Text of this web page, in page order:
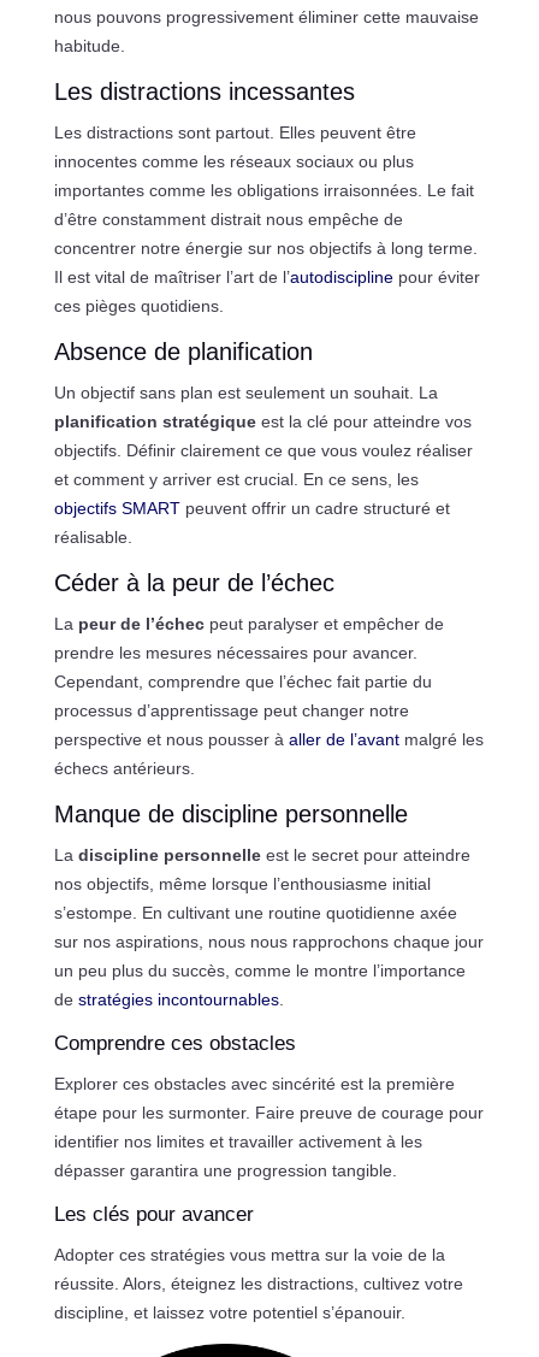
nous pouvons progressivement éliminer cette mauvaise
habitude.
Les distractions incessantes
Les distractions sont partout. Elles peuvent être
innocentes comme les réseaux sociaux ou plus
importantes comme les obligations irraisonnées. Le fait
d’être constamment distrait nous empêche de
concentrer notre énergie sur nos objectifs à long terme.
Il est vital de maîtriser l’art de l’autodisciplinepour éviter
ces pièges quotidiens.
Absence de planification
Un objectif sans plan est seulement un souhait. La
planification stratégiqueest la clé pour atteindre vos
objectifs. Définir clairement ce que vous voulez réaliser
et comment y arriver est crucial. En ce sens, les
objectifs SMARTpeuvent offrir un cadre structuré et
réalisable.
Céder à la peur de l’échec
La peur de l’échecpeut paralyser et empêcher de
prendre les mesures nécessaires pour avancer.
Cependant, comprendre que l’échec fait partie du
processus d’apprentissage peut changer notre
perspective et nous pousser à aller de l’avantmalgré les
échecs antérieurs.
Manque de discipline personnelle
La discipline personnelleest le secret pour atteindre
nos objectifs, même lorsque l’enthousiasme initial
s’estompe. En cultivant une routine quotidienne axée
sur nos aspirations, nous nous rapprochons chaque jour
un peu plus du succès, comme le montre l’importance
de stratégies incontournables.
Comprendre ces obstacles
Explorer ces obstacles avec sincérité est la première
étape pour les surmonter. Faire preuve de courage pour
identifier nos limites et travailler activement à les
dépasser garantira une progression tangible.
Les clés pour avancer
Adopter ces stratégies vous mettra sur la voie de la
réussite. Alors, éteignez les distractions, cultivez votre
discipline, et laissez votre potentiel s’épanouir.